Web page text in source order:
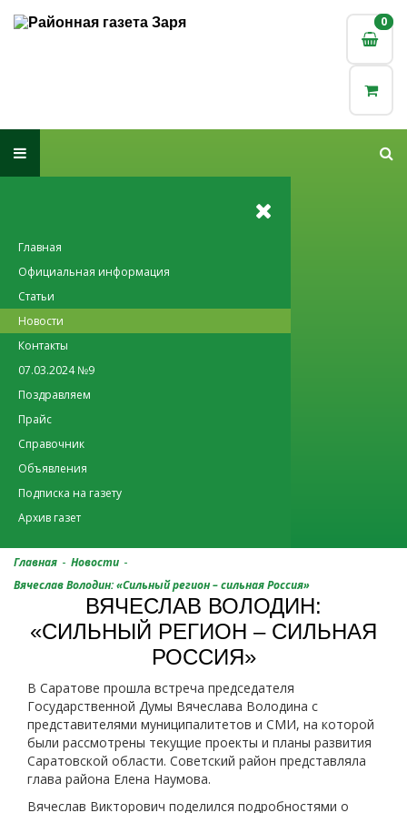
0
0
Главная
Официальная информация
Статьи
Новости
Контакты
07.03.2024 №9
Поздравляем
Прайс
Справочник
Объявления
Подписка на газету
Архив газет
Главная - Новости -
Вячеслав Володин: «Сильный регион – сильная Россия»
ВЯЧЕСЛАВ ВОЛОДИН:
«СИЛЬНЫЙ РЕГИОН – СИЛЬНАЯ
РОССИЯ»
В Саратове прошла встреча председателя
Государственной Думы Вячеслава Володина с
представителями муниципалитетов и СМИ, на которой
были рассмотрены текущие проекты и планы развития
Саратовской области. Советский район представляла
глава района Елена Наумова.
Вячеслав Викторович поделился подробностями о